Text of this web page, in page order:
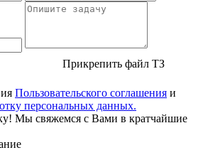
Прикрепить файл ТЗ
Пользовательского соглашения и
персональных данных.
Мы свяжемся с Вами в кратчайшие